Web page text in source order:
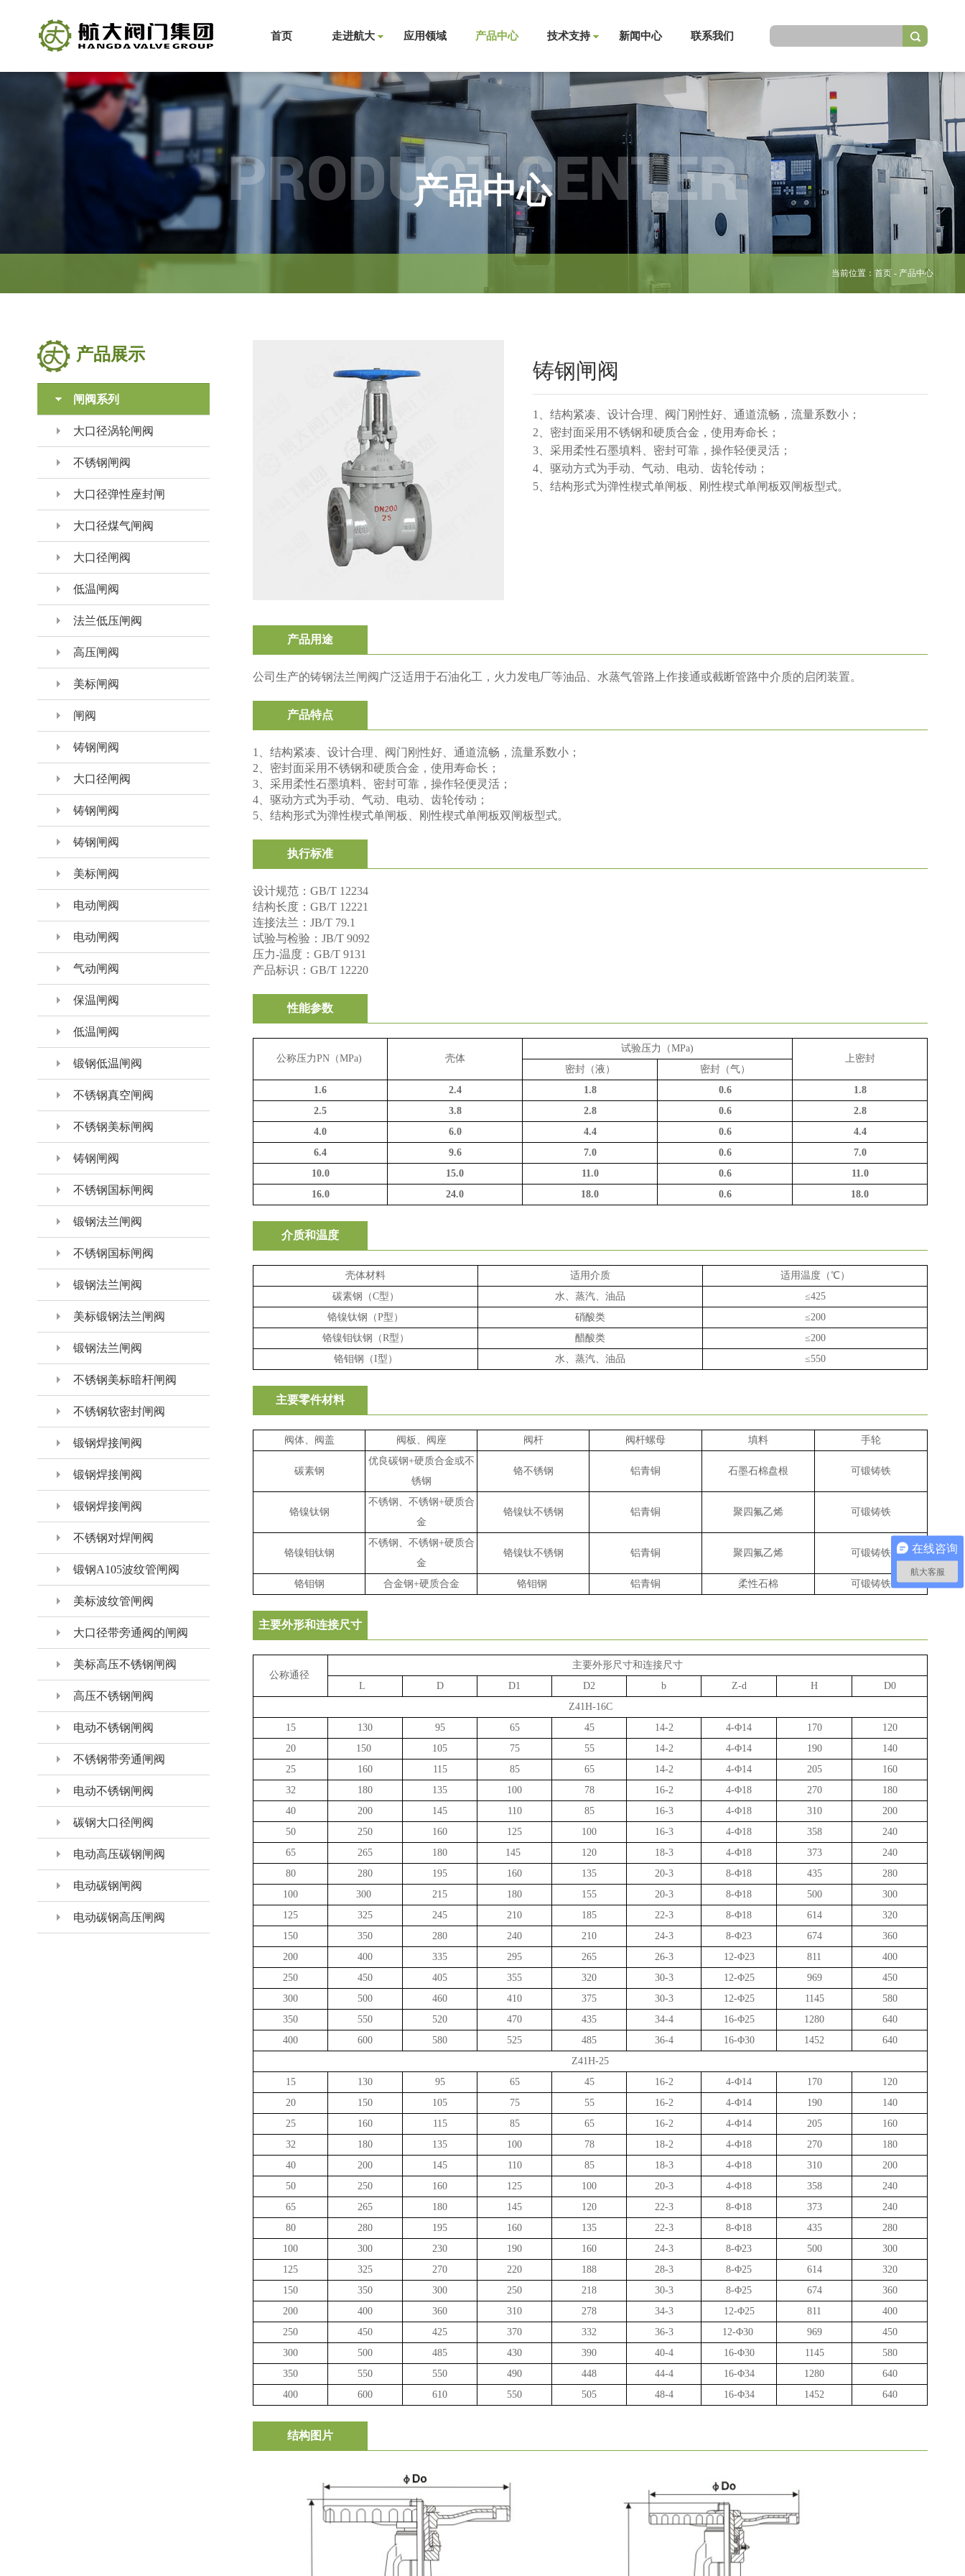
首页 走进航大 应用领域 产品中心 技术支持 新闻中心 联系我们
PRODUCT CENTER
产品中心
当前位置： 首页- 产品中心
产品展示
闸阀系列
大口径涡轮闸阀
不锈钢闸阀
大口径弹性座封闸
大口径煤气闸阀
大口径闸阀
低温闸阀
法兰低压闸阀
高压闸阀
美标闸阀
闸阀
铸钢闸阀
大口径闸阀
铸钢闸阀
铸钢闸阀
美标闸阀
电动闸阀
电动闸阀
气动闸阀
保温闸阀
低温闸阀
锻钢低温闸阀
不锈钢真空闸阀
不锈钢美标闸阀
铸钢闸阀
不锈钢国标闸阀
锻钢法兰闸阀
不锈钢国标闸阀
锻钢法兰闸阀
美标锻钢法兰闸阀
锻钢法兰闸阀
不锈钢美标暗杆闸阀
不锈钢软密封闸阀
锻钢焊接闸阀
锻钢焊接闸阀
锻钢焊接闸阀
不锈钢对焊闸阀
锻钢A105波纹管闸阀
美标波纹管闸阀
大口径带旁通阀的闸阀
美标高压不锈钢闸阀
高压不锈钢闸阀
电动不锈钢闸阀
不锈钢带旁通闸阀
电动不锈钢闸阀
碳钢大口径闸阀
电动高压碳钢闸阀
电动碳钢闸阀
电动碳钢高压闸阀
铸钢闸阀
1、结构紧凑、设计合理、阀门刚性好、通道流畅，流量系数小；
2、密封面采用不锈钢和硬质合金，使用寿命长；
3、采用柔性石墨填料、密封可靠，操作轻便灵活；
4、驱动方式为手动、气动、电动、齿轮传动；
5、结构形式为弹性楔式单闸板、刚性楔式单闸板双闸板型式。
产品用途
公司生产的铸钢法兰闸阀广泛适用于石油化工，火力发电厂等油品、水蒸气管路上作接通或截断管路中介质的启闭装置。
产品特点
1、结构紧凑、设计合理、阀门刚性好、通道流畅，流量系数小；
2、密封面采用不锈钢和硬质合金，使用寿命长；
3、采用柔性石墨填料、密封可靠，操作轻便灵活；
4、驱动方式为手动、气动、电动、齿轮传动；
5、结构形式为弹性楔式单闸板、刚性楔式单闸板双闸板型式。
执行标准
设计规范：GB/T 12234
结构长度：GB/T 12221
连接法兰：JB/T 79.1
试验与检验：JB/T 9092
压力-温度：GB/T 9131
产品标识：GB/T 12220
性能参数
公称压力PN（MPa) 壳体
试验压力（MPa)
上密封
密封（液）
密封（气）
1.6
2.4 1.8 0.6
1.8
2.5
3.8 2.8 0.6
2.8
4.0
6.0 4.4 0.6
4.4
6.4
9.6 7.0 0.6
7.0
10.0
15.0 11.0 0.6
11.0
16.0
24.0 18.0 0.6 18.0
介质和温度
壳体材料 适用介质
适用温度（℃）
碳素钢（C型） 水、蒸汽、油品 ≤425
铬镍钛钢（P型） 硝酸类 ≤200
铬镍钼钛钢（R型） 醋酸类 ≤200
铬钼钢（I型） 水、蒸汽、油品 ≤550
主要零件材料
阀体、阀盖 阀板、阀座 阀杆 阀杆螺母 填料 手轮
碳素钢
优良碳钢+硬质合金或不
锈钢
铬不锈钢 铝青铜 石墨石棉盘根 可锻铸铁
铬镍钛钢
不锈钢、不锈钢+硬质合
金
铬镍钛不锈钢 铝青铜 聚四氟乙烯 可锻铸铁
铬镍钼钛钢
不锈钢、不锈钢+硬质合
金
铬镍钛不锈钢 铝青铜 聚四氟乙烯 可锻铸铁
铬钼钢 合金钢+硬质合金 铬钼钢 铝青铜 柔性石棉 可锻铸铁
主要外形和连接尺寸
公称通径
主要外形尺寸和连接尺寸
L
D D1 D2 b Z-d H
D0
Z41H-16C
15
130 95 65 45 14-2 4-Φ14 170
120
20
150 105 75 55 14-2 4-Φ14 190
140
25
160 115 85 65 14-2 4-Φ14 205
160
32
180 135 100 78 16-2 4-Φ18 270
180
40
200 145 110 85 16-3 4-Φ18 310
200
50
250 160 125 100 16-3 4-Φ18 358
240
65
265 180 145 120 18-3 4-Φ18 373
240
80
280 195 160 135 20-3 8-Φ18 435
280
100
300 215 180 155 20-3 8-Φ18 500
300
125
325 245 210 185 22-3 8-Φ18 614
320
150
350 280 240 210 24-3 8-Φ23 674
360
200
400 335 295 265 26-3 12-Φ23 811
400
250
450 405 355 320 30-3 12-Φ25 969
450
300
500 460 410 375 30-3 12-Φ25 1145
580
350
550 520 470 435 34-4 16-Φ25 1280
640
400
600 580 525 485 36-4 16-Φ30 1452
640
Z41H-25
15
130 95 65 45 16-2 4-Φ14 170
120
20
150 105 75 55 16-2 4-Φ14 190
140
25
160 115 85 65 16-2 4-Φ14 205
160
32
180 135 100 78 18-2 4-Φ18 270
180
40
200 145 110 85 18-3 4-Φ18 310
200
50
250 160 125 100 20-3 4-Φ18 358
240
65
265 180 145 120 22-3 8-Φ18 373
240
80
280 195 160 135 22-3 8-Φ18 435
280
100
300 230 190 160 24-3 8-Φ23 500
300
125
325 270 220 188 28-3 8-Φ25 614
320
150
350 300 250 218 30-3 8-Φ25 674
360
200
400 360 310 278 34-3 12-Φ25 811
400
250
450 425 370 332 36-3 12-Φ30 969
450
300
500 485 430 390 40-4 16-Φ30 1145
580
350
550 550 490 448 44-4 16-Φ34 1280
640
400
600 610 550 505 48-4 16-Φ34 1452 640
结构图片
在线咨询
航大客服